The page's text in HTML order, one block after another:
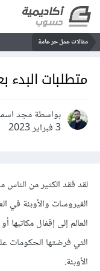
مقالات عمل حر عامة
متطلبات البدء
بواسطة مجد
3 فبراير 2023
الفيروسات واﻷوبئة في
العالم إلى إقفال
التي فرضتها
اﻷوبئة.